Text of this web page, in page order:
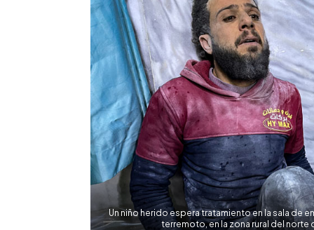
Un niño herido espera tratamiento en la sala de
terremoto, en la zona rural del norte